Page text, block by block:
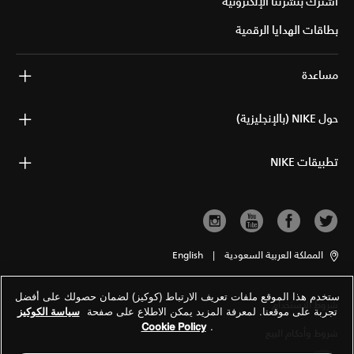
بطاقات الهدايا الرقمية
مساعدة
حول NIKE (بالإنجليزية)
تطبيقات NIKE
المملكة العربية السعودية |
English
شروط الاستخدام
ستخدم هذا الموقع ملفات تعريف الارتباط (كوكيز) لضمان حصولك على أفضل
تجربة على موقعنا. لمعرفة المزيد يمكن الاطلاع على صفحة سياسة الكوكيز
.
Cookie Policy